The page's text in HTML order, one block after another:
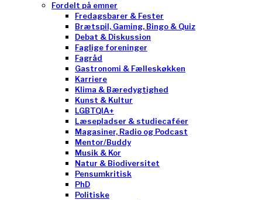
Fordelt på emner
Fredagsbarer & Fester
Brætspil, Gaming, Bingo & Quiz
Debat & Diskussion
Faglige foreninger
Fagråd
Gastronomi & Fælleskøkken
Karriere
Klima & Bæredygtighed
Kunst & Kultur
LGBTQIA+
Læsepladser & studiecaféer
Magasiner, Radio og Podcast
Mentor/Buddy
Musik & Kor
Natur & Biodiversitet
Pensumkritisk
PhD
Politiske